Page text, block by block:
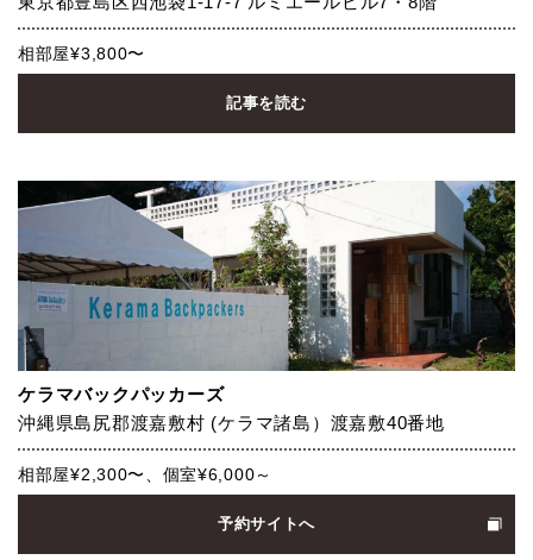
相部屋¥3,800〜
記事を読む
ケラマバックパッカーズ
沖縄県島尻郡渡嘉敷村 (ケラマ諸島）渡嘉敷40番地
相部屋¥2,300〜、個室¥6,000～
予約サイトへ